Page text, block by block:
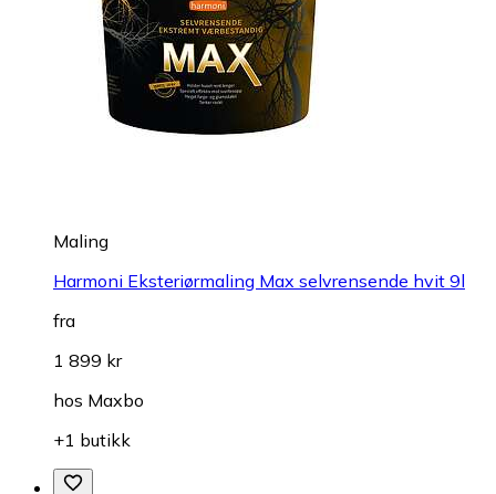
Maling
Harmoni Eksteriørmaling Max selvrensende hvit 9l
fra
1 899 kr
hos Maxbo
+1 butikk